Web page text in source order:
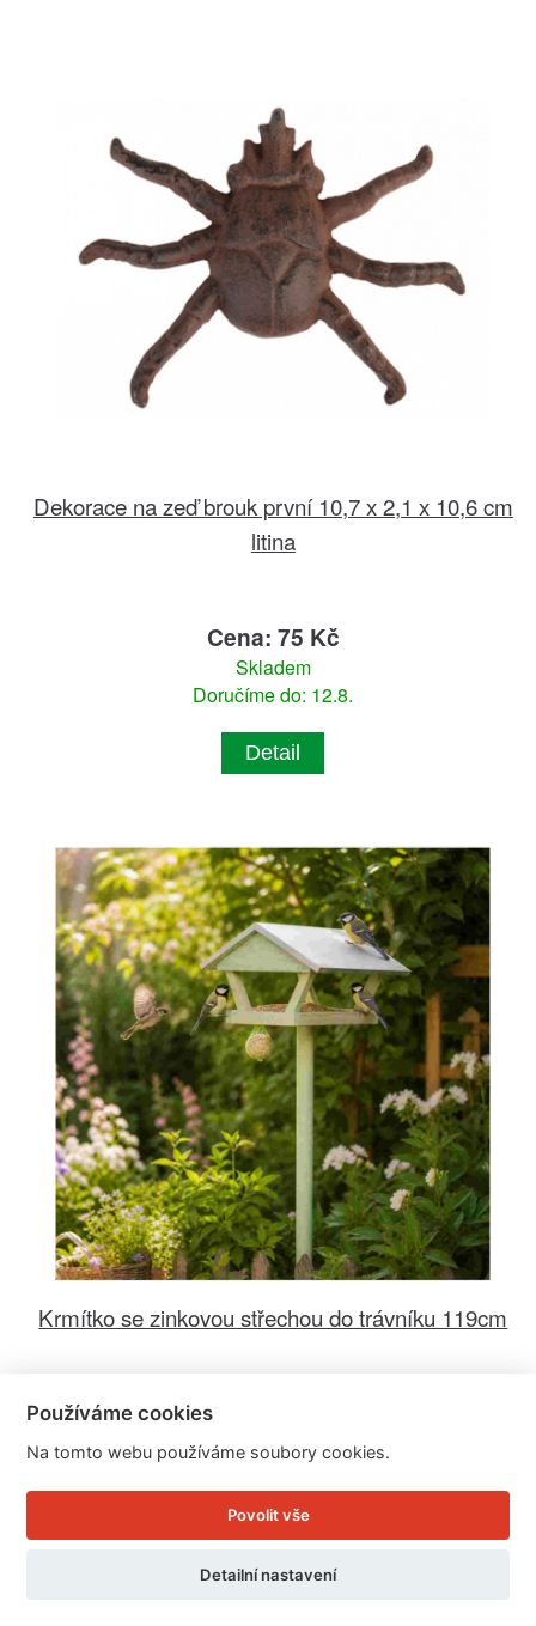
Dekorace na zeď brouk první 10,7 x 2,1 x 10,6 cm
litina
Cena: 75 Kč
Skladem
Doručíme do: 12.8.
Detail
Krmítko se zinkovou střechou do trávníku 119cm
Cena: 975 Kč
Skladem
Doručíme do: 12.8.
Používáme cookies
Na tomto webu používáme soubory cookies.
Povolit vše
Detailní nastavení